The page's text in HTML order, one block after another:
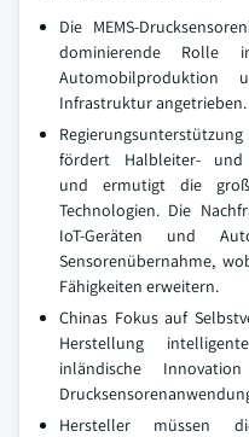
Die MEMS-
dominierende Rolle
Infrastruktur angetrieben.
fördert Halbleiter- und
und ermutigt die
Technologien. Die
IoT-Geräten und
Sensorenübernahme,
Fähigkeiten erweitern.
Chinas Fokus auf
Herstellung
inländische
Hersteller müssen